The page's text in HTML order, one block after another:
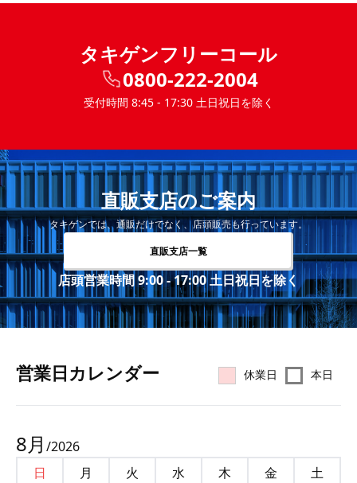
タキゲンフリーコール
0800-222-2004
受付時間 8:45 - 17:30 土日祝日を除く
直販支店のご案内
タキゲンでは、通販だけでなく、店頭販売も行っています。
直販支店一覧
店頭営業時間 9:00 - 17:00 土日祝日を除く
営業⽇カレンダー 休業日 本日
8月 /2026
日
月 火 水 木 金
土